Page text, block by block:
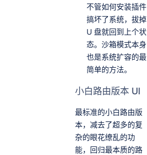
不管如何安装插件
搞坏了系统，拔掉
U 盘就回到上个状
态。沙箱模式本身
也是系统扩容的最
简单的方法。
小白路由版本 UI
最标准的小白路由版
本，减去了超多的复
杂的眼花缭乱的功
能，回归最本质的路